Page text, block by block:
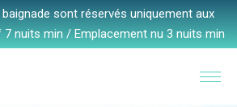
sont réservés uniquement aux
nuits min / Emplacement nu 3 nuits min